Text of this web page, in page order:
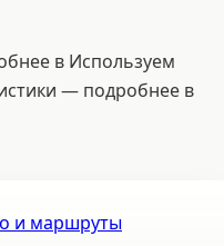
в Используем
— подробнее в
и маршруты